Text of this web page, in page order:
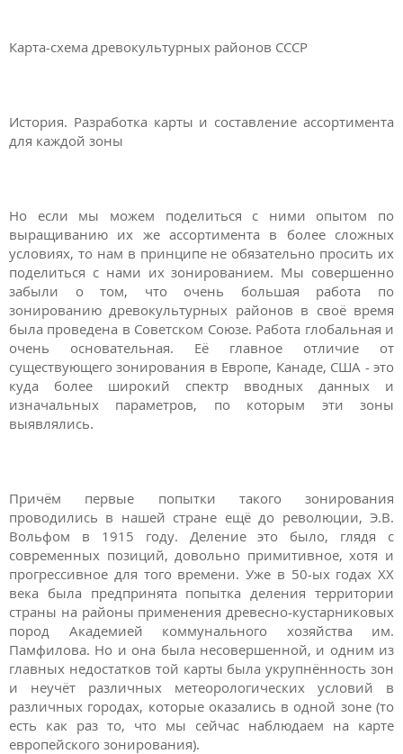
Карта-схема древокультурных районов СССР
История. Разработка карты и составление ассортимента
для каждой зоны
Но если мы можем поделиться с ними опытом по
выращиванию их же ассортимента в более сложных
условиях, то нам в принципе не обязательно просить их
поделиться с нами их зонированием. Мы совершенно
забыли о том, что очень большая работа по
зонированию древокультурных районов в своё время
была проведена в Советском Союзе. Работа глобальная и
очень основательная. Её главное отличие от
существующего зонирования в Европе, Канаде, США - это
куда более широкий спектр вводных данных и
изначальных параметров, по которым эти зоны
выявлялись.
Причём первые попытки такого зонирования
проводились в нашей стране ещё до революции, Э.В.
Вольфом в 1915 году. Деление это было, глядя с
современных позиций, довольно примитивное, хотя и
прогрессивное для того времени. Уже в 50-ых годах XX
века была предпринята попытка деления территории
страны на районы применения древесно-кустарниковых
пород Академией коммунального хозяйства им.
Памфилова. Но и она была несовершенной, и одним из
главных недостатков той карты была укрупнённость зон
и неучёт различных метеорологических условий в
различных городах, которые оказались в одной зоне (то
есть как раз то, что мы сейчас наблюдаем на карте
европейского зонирования).